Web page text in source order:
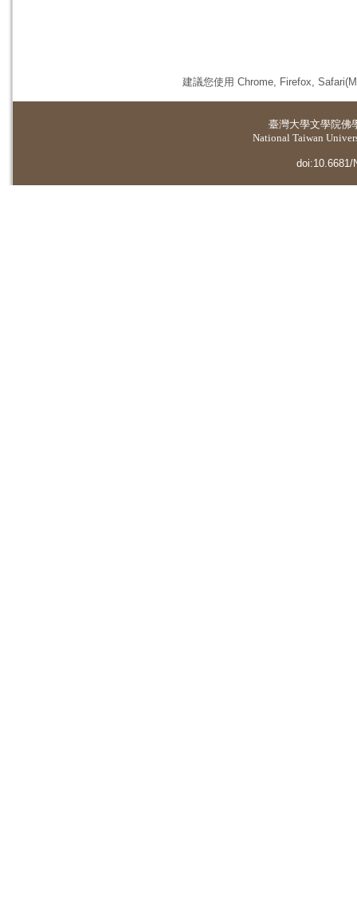
建議您使用 Chrome, Firefox,
臺灣大學文學院佛
National Taiwan
doi:10.6681/